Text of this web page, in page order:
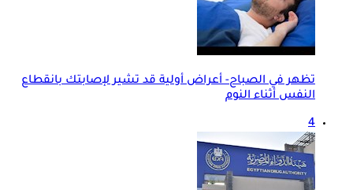
تظهر في الصباح- أعراض أولية قد تشير لإصابتك بانقطاع
النفس أثناء النوم
4